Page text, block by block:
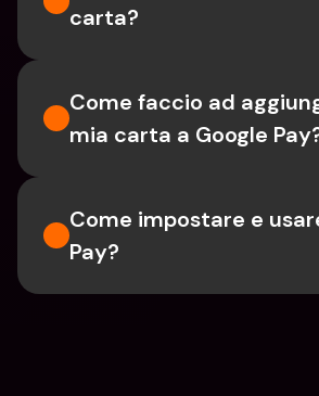
carta?
Come faccio ad
mia carta a Google
Come impostare e
Pay?